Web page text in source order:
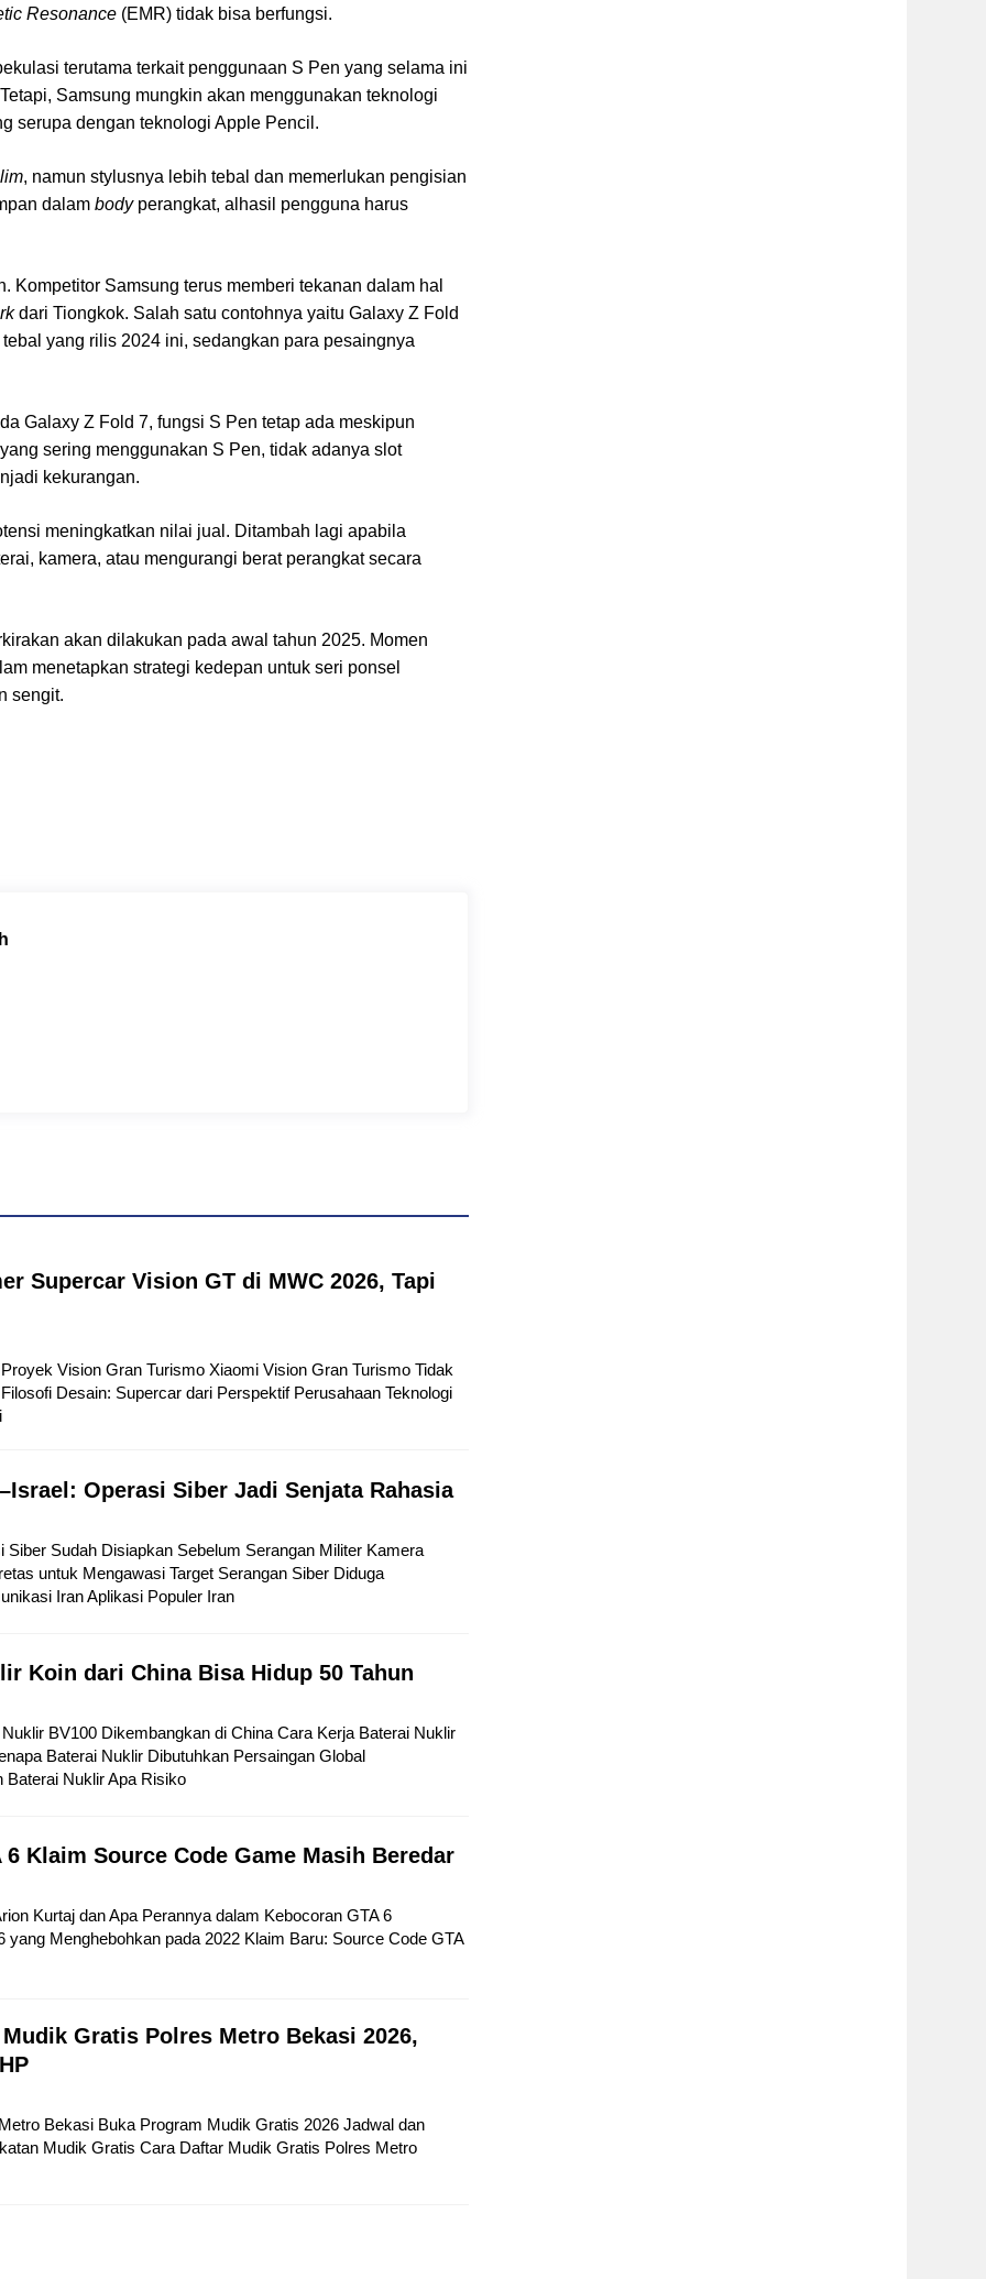
Resonance (EMR) tidak bisa berfungsi.
terutama terkait penggunaan S Pen yang selama ini
Samsung mungkin akan menggunakan teknologi
serupa dengan teknologi Apple Pencil.
, namun stylusnya lebih tebal dan memerlukan pengisian
dalam body perangkat, alhasil pengguna harus
Kompetitor Samsung terus memberi tekanan dalam hal
dari Tiongkok. Salah satu contohnya yaitu Galaxy Z Fold
yang rilis 2024 ini, sedangkan para pesaingnya
Galaxy Z Fold 7, fungsi S Pen tetap ada meskipun
sering menggunakan S Pen, tidak adanya slot
kekurangan.
meningkatkan nilai jual. Ditambah lagi apabila
kamera, atau mengurangi berat perangkat secara
akan dilakukan pada awal tahun 2025. Momen
menetapkan strategi kedepan untuk seri ponsel
sengit.
Supercar Vision GT di MWC 2026, Tapi
Vision Gran Turismo Xiaomi Vision Gran Turismo Tidak
Desain: Supercar dari Perspektif Perusahaan Teknologi
Operasi Siber Jadi Senjata Rahasia
Siber Sudah Disiapkan Sebelum Serangan Militer Kamera
untuk Mengawasi Target Serangan Siber Diduga
Iran Aplikasi Populer Iran
Koin dari China Bisa Hidup 50 Tahun
BV100 Dikembangkan di China Cara Kerja Baterai Nuklir
Baterai Nuklir Dibutuhkan Persaingan Global
Baterai Nuklir Apa Risiko
6 Klaim Source Code Game Masih Beredar
Kurtaj dan Apa Perannya dalam Kebocoran GTA 6
yang Menghebohkan pada 2022 Klaim Baru: Source Code GTA
Gratis Polres Metro Bekasi 2026,
Bekasi Buka Program Mudik Gratis 2026 Jadwal dan
Mudik Gratis Cara Daftar Mudik Gratis Polres Metro